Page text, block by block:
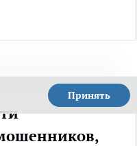
Принять